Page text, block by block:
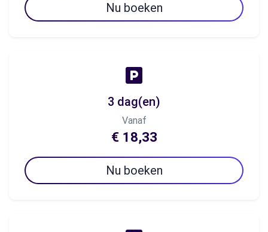
Nu boeken
3 dag(en)
Vanaf
€ 18,33
Nu boeken